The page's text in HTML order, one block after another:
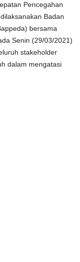
Pencegahan
Badan
bersama
Senin (29/03/2021)
stakeholder
dalam mengatasi